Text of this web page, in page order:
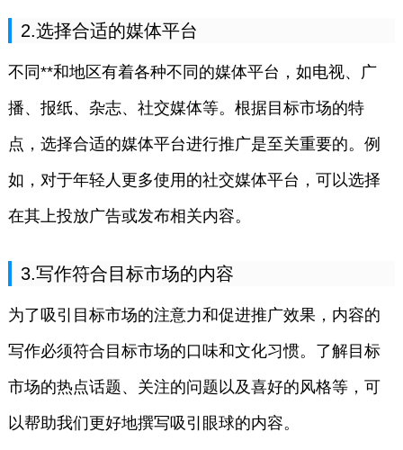
2.选择合适的媒体平台
不同**和地区有着各种不同的媒体平台，如电视、广
播、报纸、杂志、社交媒体等。根据目标市场的特
点，选择合适的媒体平台进行推广是至关重要的。例
如，对于年轻人更多使用的社交媒体平台，可以选择
在其上投放广告或发布相关内容。
3.写作符合目标市场的内容
为了吸引目标市场的注意力和促进推广效果，内容的
写作必须符合目标市场的口味和文化习惯。了解目标
市场的热点话题、关注的问题以及喜好的风格等，可
以帮助我们更好地撰写吸引眼球的内容。